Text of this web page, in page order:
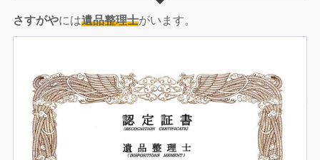
さすがやには遺品整理士がいます。